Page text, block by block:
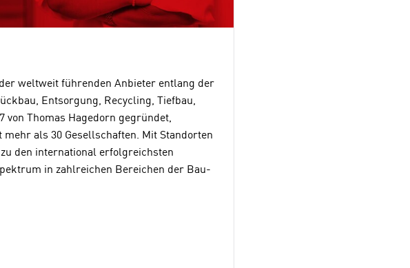
weltweit führenden Anbieter entlang der
Entsorgung, Recycling, Tiefbau,
Thomas Hagedorn gegründet,
als 30 Gesellschaften. Mit Standorten
den international erfolgreichsten
in zahlreichen Bereichen der Bau-